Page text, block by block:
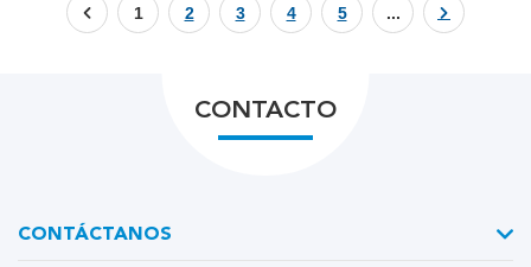
1 2 3 4 5 ...
CONTACTO
CONTÁCTANOS